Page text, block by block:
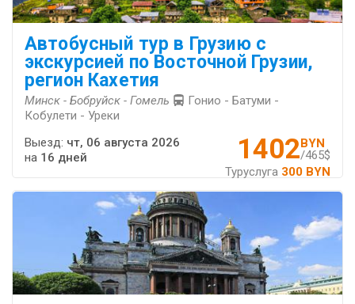
Автобусный тур в Грузию с
экскурсией по Восточной Грузии,
регион Кахетия
Минск - Бобруйск - Гомель
Гонио - Батуми -
Кобулети - Уреки
1402BYN
/465$
Туруслуга 300 BYN
Выезд: чт, 06 августа 2026
на 16 дней